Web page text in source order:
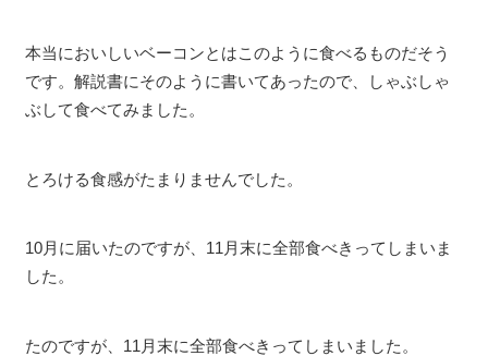
本当においしいベーコンとはこのように食べるものだそう
です。解説書にそのように書いてあったので、しゃぶしゃ
ぶして食べてみました。
とろける食感がたまりませんでした。
10月に届いたのですが、11月末に全部食べきってしまいま
した。
たのですが、11月末に全部食べきってしまいました。